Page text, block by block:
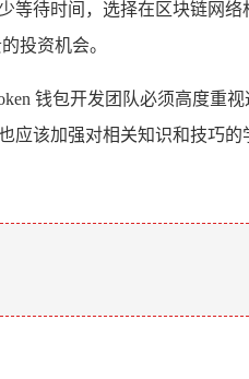
待时间，选择在区块链网
投资机会。
钱包开发团队必须高度重
该加强对相关知识和技巧